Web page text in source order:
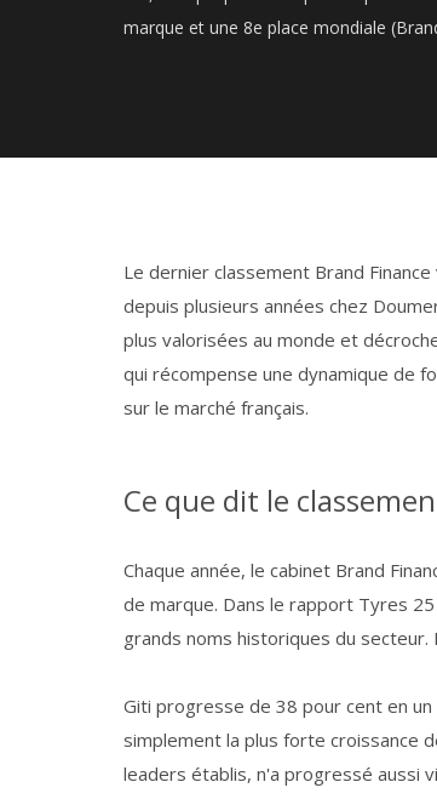
marque et une 8e place mondiale
Le dernier classement Brand
depuis plusieurs années chez
plus valorisées au monde et
qui récompense une dynamique de
sur le marché français.
Ce que dit le
Chaque année, le cabinet Brand
de marque. Dans le rapport Tyres
grands noms historiques du
Giti progresse de 38 pour cent en
simplement la plus forte croissance
leaders établis, n'a progressé aussi